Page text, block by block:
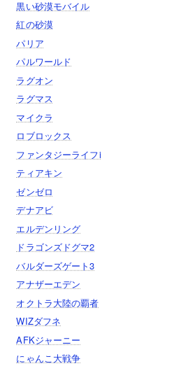
黒い砂漠モバイル
紅の砂漠
パリア
パルワールド
ラグオン
ラグマス
マイクラ
ロブロックス
ファンタジーライフi
ティアキン
ゼンゼロ
デナアビ
エルデンリング
ドラゴンズドグマ2
バルダーズゲート3
アナザーエデン
オクトラ大陸の覇者
WIZダフネ
AFKジャーニー
にゃんこ大戦争